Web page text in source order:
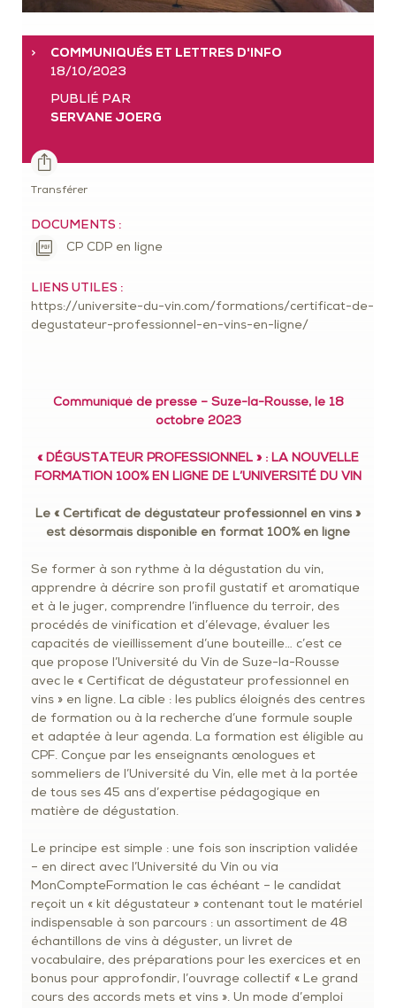
COMMUNIQUÉS ET LETTRES D'INFO
18/10/2023
PUBLIÉ PAR
SERVANE JOERG
Transférer
DOCUMENTS :
CP CDP en ligne
LIENS UTILES :
https://universite-du-vin.com/formations/certificat-de-
degustateur-professionnel-en-vins-en-ligne/
Communiqué de presse – Suze-la-Rousse, le 18
octobre 2023
« DÉGUSTATEUR PROFESSIONNEL » : LA NOUVELLE
FORMATION 100% EN LIGNE DE L’UNIVERSITÉ DU VIN
Le « Certificat de dégustateur professionnel en vins »
est désormais disponible en format 100% en ligne
Se former à son rythme à la dégustation du vin,
apprendre à décrire son profil gustatif et aromatique
et à le juger, comprendre l’influence du terroir, des
procédés de vinification et d’élevage, évaluer les
capacités de vieillissement d’une bouteille… c’est ce
que propose l’Université du Vin de Suze-la-Rousse
avec le « Certificat de dégustateur professionnel en
vins » en ligne. La cible : les publics éloignés des centres
de formation ou à la recherche d’une formule souple
et adaptée à leur agenda. La formation est éligible au
CPF. Conçue par les enseignants œnologues et
sommeliers de l’Université du Vin, elle met à la portée
de tous ses 45 ans d’expertise pédagogique en
matière de dégustation.
Le principe est simple : une fois son inscription validée
– en direct avec l’Université du Vin ou via
MonCompteFormation le cas échéant – le candidat
reçoit un « kit dégustateur » contenant tout le matériel
indispensable à son parcours : un assortiment de 48
échantillons de vins à déguster, un livret de
vocabulaire, des préparations pour les exercices et en
bonus pour approfondir, l’ouvrage collectif « Le grand
cours des accords mets et vins ». Un mode d’emploi